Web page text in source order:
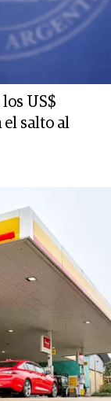
US$
salto al